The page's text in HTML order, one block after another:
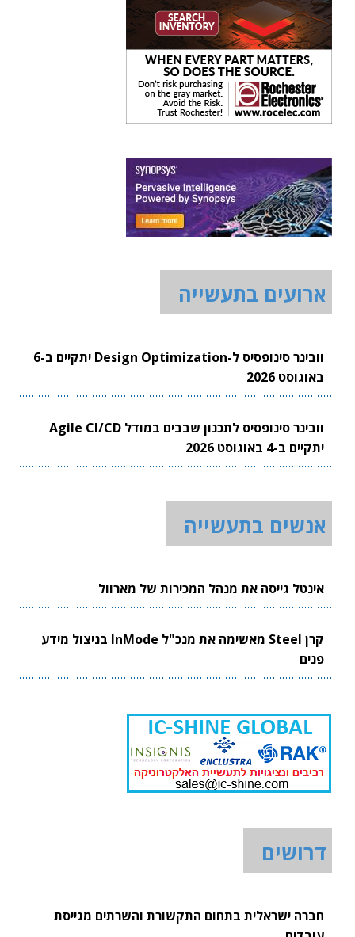
ארועים בתעשייה
וובינר סינופסיס ל-Design Optimization יתקיים ב-6
באוגוסט 2026
וובינר סינופסיס לתכנון שבבים במודל Agile CI/CD
יתקיים ב-4 באוגוסט 2026
אנשים בתעשייה
אינטל גייסה את מנהל המכירות של מארוול
קרן Steel מאשימה את מנכ"ל InMode בניצול מידע
פנים
דרושים
חברה ישראלית בתחום התקשורת והשרתים מגייסת